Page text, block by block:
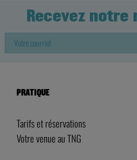
Recevez
PRATIQUE
Tarifs et réservations
Votre venue au TNG